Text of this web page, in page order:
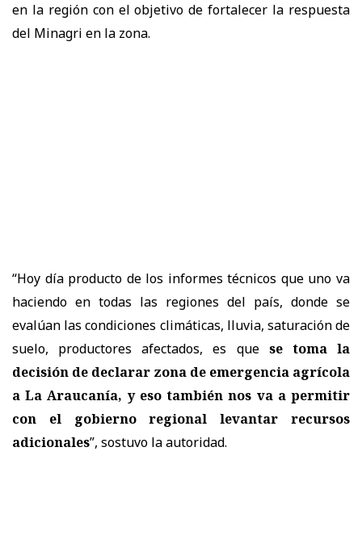
en la región con el objetivo de fortalecer la respuesta
del Minagri en la zona.
“Hoy día producto de los informes técnicos que uno va
haciendo en todas las regiones del país, donde se
evalúan las condiciones climáticas, lluvia, saturación de
suelo, productores afectados, es que se toma la
decisión de declarar zona de emergencia agrícola
a La Araucanía, y eso también nos va a permitir
con el gobierno regional levantar recursos
adicionales”, sostuvo la autoridad.